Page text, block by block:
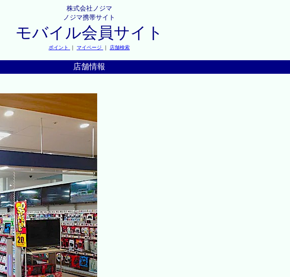
株式会社ノジマ
ノジマ携帯サイト
モバイル会員サイト
ポイント ｜ マイページ ｜ 店舗検索
店舗情報